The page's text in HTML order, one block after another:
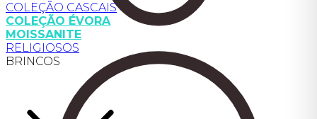
COLEÇÃO CASCAIS
COLEÇÃO ÉVORA
MOISSANITE
RELIGIOSOS
BRINCOS